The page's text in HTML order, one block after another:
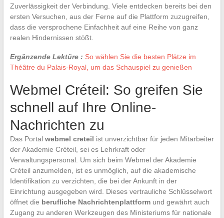
Zuverlässigkeit der Verbindung. Viele entdecken bereits bei den
ersten Versuchen, aus der Ferne auf die Plattform zuzugreifen,
dass die versprochene Einfachheit auf eine Reihe von ganz
realen Hindernissen stößt.
Ergänzende Lektüre : So wählen Sie die besten Plätze im
Théâtre du Palais-Royal, um das Schauspiel zu genießen
Webmel Créteil: So greifen Sie
schnell auf Ihre Online-
Nachrichten zu
Das Portal webmel creteil ist unverzichtbar für jeden Mitarbeiter
der Akademie Créteil, sei es Lehrkraft oder
Verwaltungspersonal. Um sich beim Webmel der Akademie
Créteil anzumelden, ist es unmöglich, auf die akademische
Identifikation zu verzichten, die bei der Ankunft in der
Einrichtung ausgegeben wird. Dieses vertrauliche Schlüsselwort
öffnet die berufliche Nachrichtenplattformund gewährt auch
Zugang zu anderen Werkzeugen des Ministeriums für nationale